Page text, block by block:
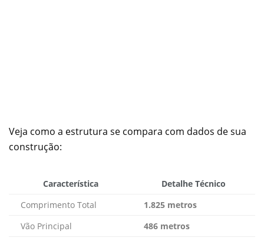
Veja como a estrutura se compara com dados de sua
construção:
Característica
Detalhe Técnico
Comprimento Total
1.825 metros
Vão Principal
486 metros